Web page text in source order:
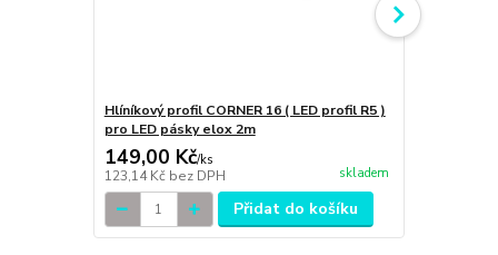
Hlíníkový profil CORNER 16 ( LED profil R5 )
pro LED pásky elox 2m
149,00 Kč/ks
123,14 Kč bez DPH skladem
Přidat do košíku